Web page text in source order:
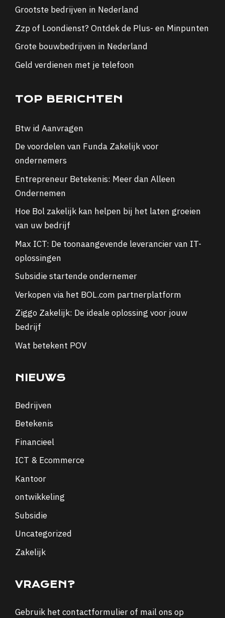
Grootste bedrijven in Nederland
Zzp of Loondienst? Ontdek de Plus- en Minpunten
Grote bouwbedrijven in Nederland
Geld verdienen met je telefoon
TOP BERICHTEN
Btw id Aanvragen
De voordelen van Funda Zakelijk voor
ondernemers
Entrepreneur Betekenis: Meer dan Alleen
Ondernemen
Hoe Bol zakelijk kan helpen bij het laten groeien
van uw bedrijf
Max ICT: De toonaangevende leverancier van IT-
oplossingen
Subsidie startende ondernemer
Verkopen via het BOL.com partnerplatform
Ziggo Zakelijk: De ideale oplossing voor jouw
bedrijf
Wat betekent POV
NIEUWS
Bedrijven
Betekenis
Financieel
ICT & Ecommerce
Kantoor
ontwikkeling
Subsidie
Uncategorized
Zakelijk
VRAGEN?
Gebruik het contactformulierof mail ons op